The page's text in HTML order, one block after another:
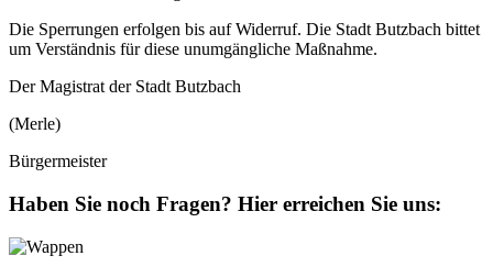
Die Sperrungen erfolgen bis auf Widerruf. Die Stadt Butzbach bittet
um Verständnis für diese unumgängliche Maßnahme.
Der Magistrat der Stadt Butzbach
(Merle)
Bürgermeister
Haben Sie noch Fragen? Hier erreichen Sie uns: